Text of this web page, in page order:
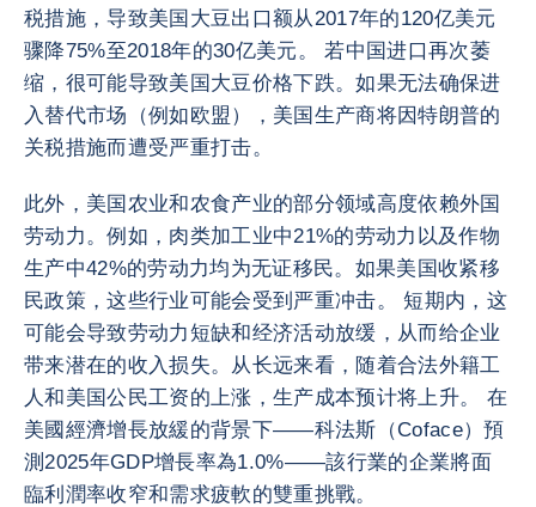
税措施，导致美国大豆出口额从2017年的120亿美元
骤降75%至2018年的30亿美元。 若中国进口再次萎
缩，很可能导致美国大豆价格下跌。如果无法确保进
入替代市场（例如欧盟），美国生产商将因特朗普的
关税措施而遭受严重打击。
此外，美国农业和农食产业的部分领域高度依赖外国
劳动力。例如，肉类加工业中21%的劳动力以及作物
生产中42%的劳动力均为无证移民。如果美国收紧移
民政策，这些行业可能会受到严重冲击。 短期内，这
可能会导致劳动力短缺和经济活动放缓，从而给企业
带来潜在的收入损失。从长远来看，随着合法外籍工
人和美国公民工资的上涨，生产成本预计将上升。 在
美國經濟增長放緩的背景下——科法斯（Coface）預
測2025年GDP增長率為1.0%——該行業的企業將面
臨利潤率收窄和需求疲軟的雙重挑戰。